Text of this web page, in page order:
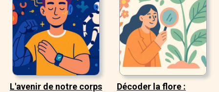
L'avenir de notre corps
Décoder la flore :